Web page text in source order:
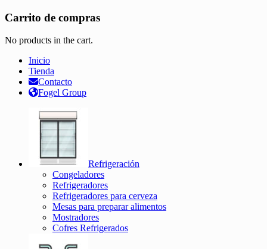
Carrito de compras
No products in the cart.
Inicio
Tienda
Contacto
Fogel Group
Refrigeración
Congeladores
Refrigeradores
Refrigeradores para cerveza
Mesas para preparar alimentos
Mostradores
Cofres Refrigerados